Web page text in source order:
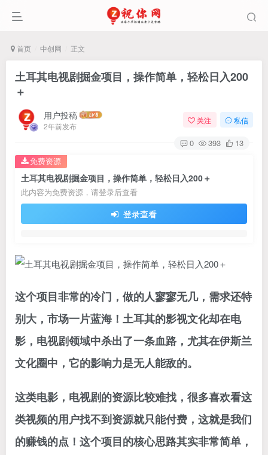
首页 中创网 正文
土耳其电视剧掘金项目，操作简单，轻松日入200
＋
用户投稿
2年前发布
关注 私信
0 393 13
土耳其电视剧掘金项目，操作简单，轻松日入200＋
此内容为免费资源，请登录后查看
登录查看
免费资源
这个项目非常的冷门，做的人寥寥无几，需求还特
别大，市场一片蓝海！土耳其的影视文化却在电
影，电视剧领域中杀出了一条血路，尤其在伊斯兰
文化圈中，它的影响力是无人能敌的。
这类电影，电视剧的资源比较难找，很多喜欢看这
类视频的用户找不到资源就只能付费，这就是我们
的赚钱的点！这个项目的核心思路其实非常简单，